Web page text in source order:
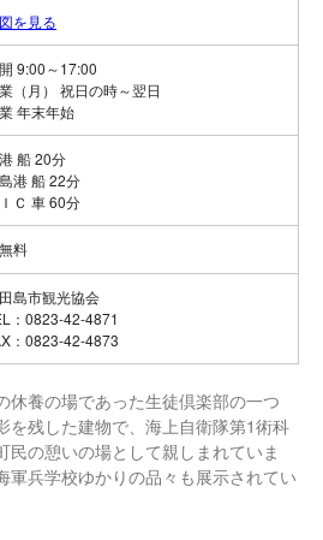
を見る
9:00～17:00
（月） 祝日の時～翌日
年末年始
船 20分
港 船 22分
Ｃ 車 60分
料
島市観光協会
：0823-42-4871
：0823-42-4873
休養の場であった生徒倶楽部の一つ
を残した建物で、海上自衛隊第1術科
民の憩いの場として親しまれていま
軍兵学校ゆかりの品々も展示されてい